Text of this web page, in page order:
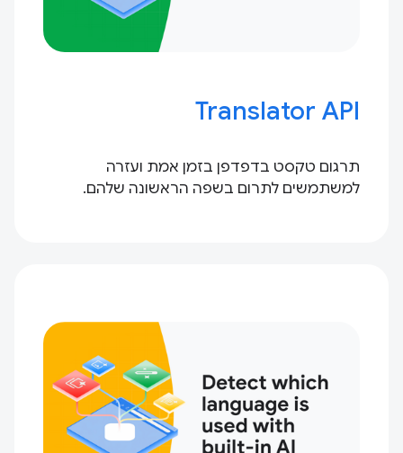
Translator API
תרגום טקסט בדפדפן בזמן אמת ועזרה
למשתמשים לתרום בשפה הראשונה שלהם.